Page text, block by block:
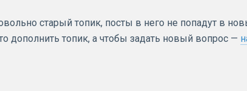
старый топик, посты в него не попадут в
дополнить топик, а чтобы задать новый вопрос —